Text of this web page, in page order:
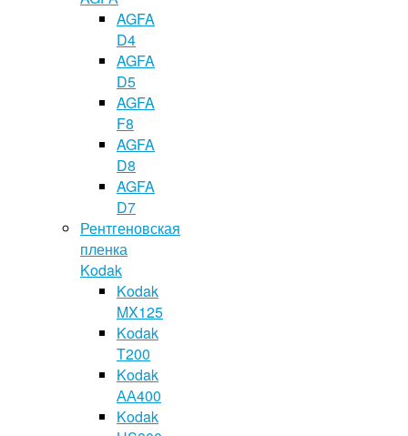
AGFA
D4
AGFA
D5
AGFA
F8
AGFA
D8
AGFA
D7
Рентгеновская
пленка
Kodak
Kodak
MX125
Kodak
T200
Kodak
АА400
Kodak